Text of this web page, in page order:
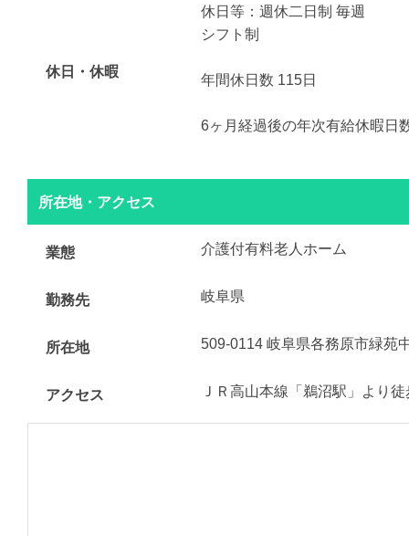
休日・休暇
休日等：週休二日制 毎週
シフト制
年間休日数 115日
6ヶ月経過後の年次有給休暇日
所在地・アクセス
業態 介護付有料老人ホーム
勤務先 岐阜県
所在地 509-0114 岐阜県各務原市緑苑
アクセス ＪＲ高山本線「鵜沼駅」より